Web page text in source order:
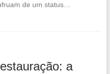
de um status…
a